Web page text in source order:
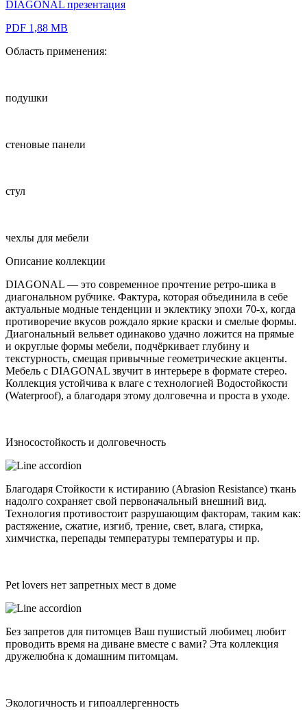
DIAGONAL презентация
PDF 1,88 MB
Область применения:
подушки
стеновые панели
стул
чехлы для мебели
Описание коллекции
DIAGONAL — это современное прочтение ретро-шика в
диагональном рубчике. Фактура, которая объединила в себе
актуальные модные тенденции и эклектику эпохи 70-х, когда
противоречие вкусов рождало яркие краски и смелые формы.
Диагональный вельвет одинаково удачно ложится на прямые
и округлые формы мебели, подчёркивает глубину и
текстурность, смещая привычные геометрические акценты.
Мебель с DIAGONAL звучит в интерьере в формате стерео.
Коллекция устойчива к влаге с технологией Водостойкости
(Waterproof), а благодаря этому долговечна и проста в уходе.
Износостойкость и долговечность
Благодаря Стойкости к истиранию (Abrasion Resistance) ткань
надолго сохраняет свой первоначальный внешний вид.
Технология противостоит разрушающим факторам, таким как:
растяжение, сжатие, изгиб, трение, свет, влага, стирка,
химчистка, перепады температуры температуры и пр.
Pet lovers нет запретных мест в доме
Без запретов для питомцев Ваш пушистый любимец любит
проводить время на диване вместе с вами? Эта коллекция
дружелюбна к домашним питомцам.
Экологичность и гипоаллергенность